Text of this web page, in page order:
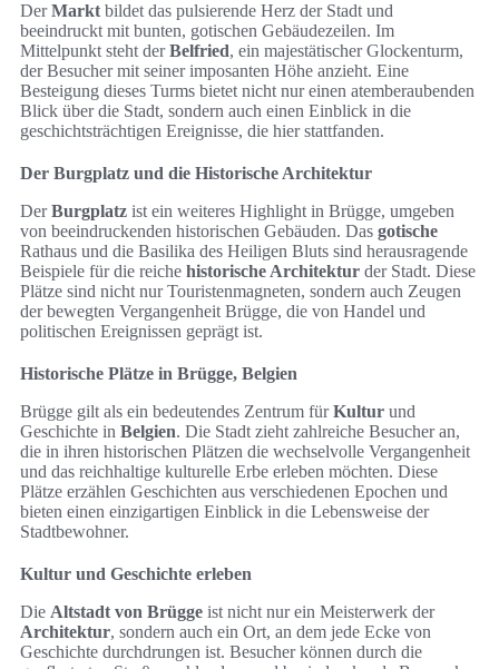
DerMarkt bildet das pulsierende Herz der Stadt und
beeindruckt mit bunten, gotischen Gebäudezeilen. Im
Mittelpunkt steht derBelfried, ein majestätischer Glockenturm,
der Besucher mit seiner imposanten Höhe anzieht. Eine
Besteigung dieses Turms bietet nicht nur einen atemberaubenden
Blick über die Stadt, sondern auch einen Einblick in die
geschichtsträchtigen Ereignisse, die hier stattfanden.
Der Burgplatz und die Historische Architektur
DerBurgplatz ist ein weiteres Highlight in Brügge, umgeben
von beeindruckenden historischen Gebäuden. Das gotische
Rathaus und die Basilika des Heiligen Bluts sind herausragende
Beispiele für die reiche historische Architektur der Stadt. Diese
Plätze sind nicht nur Touristenmagneten, sondern auch Zeugen
der bewegten Vergangenheit Brügge, die von Handel und
politischen Ereignissen geprägt ist.
Historische Plätze in Brügge, Belgien
Brügge gilt als ein bedeutendes Zentrum fürKultur und
Geschichte in Belgien. Die Stadt zieht zahlreiche Besucher an,
die in ihren historischen Plätzen die wechselvolle Vergangenheit
und das reichhaltige kulturelle Erbe erleben möchten. Diese
Plätze erzählen Geschichten aus verschiedenen Epochen und
bieten einen einzigartigen Einblick in die Lebensweise der
Stadtbewohner.
Kultur und Geschichte erleben
Die Altstadt von Brügge ist nicht nur ein Meisterwerk der
Architektur, sondern auch ein Ort, an dem jede Ecke von
Geschichte durchdrungen ist. Besucher können durch die